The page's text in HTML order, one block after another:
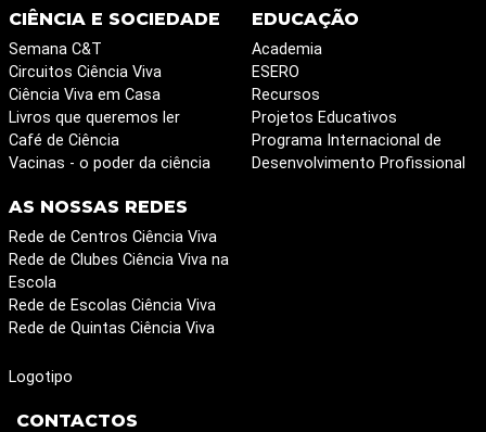
CIÊNCIA E SOCIEDADE
Semana C&T
Circuitos Ciência Viva
Ciência Viva em Casa
Livros que queremos ler
Café de Ciência
Vacinas - o poder da ciência
EDUCAÇÃO
Academia
ESERO
Recursos
Projetos Educativos
Programa Internacional de
Desenvolvimento Profissional
AS NOSSAS REDES
Rede de Centros Ciência Viva
Rede de Clubes Ciência Viva na
Escola
Rede de Escolas Ciência Viva
Rede de Quintas Ciência Viva
Logotipo
CONTACTOS